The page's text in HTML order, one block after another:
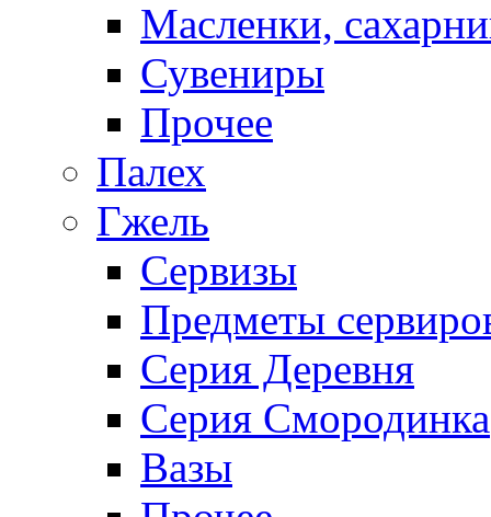
Масленки,
Сувениры
Прочее
Палех
Гжель
Сервизы
Предметы
Серия Деревня
Серия Смородинка
Вазы